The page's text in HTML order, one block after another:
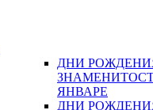
ДНИ
ЯНВАРЕ
ДНИ